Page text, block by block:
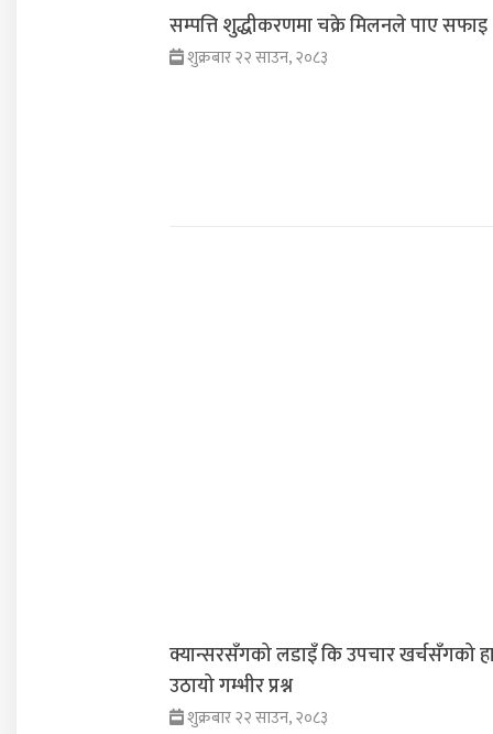
सम्पत्ति शुद्धीकरणमा चक्रे मिलनले पाए सफाइ
शुक्रबार २२ साउन, २०८३
क्यान्सरसँगको लडाइँ कि उपचार खर्चसँगको
उठायो गम्भीर प्रश्न
शुक्रबार २२ साउन, २०८३